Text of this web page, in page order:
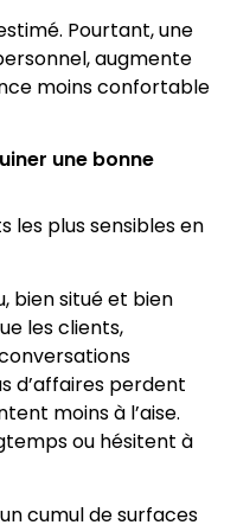
Pourtant, une
augmente
moins confortable
une bonne
les plus sensibles en
bien situé et bien
les clients,
d’affaires perdent
moins à l’aise.
ou hésitent à
cumul de surfaces